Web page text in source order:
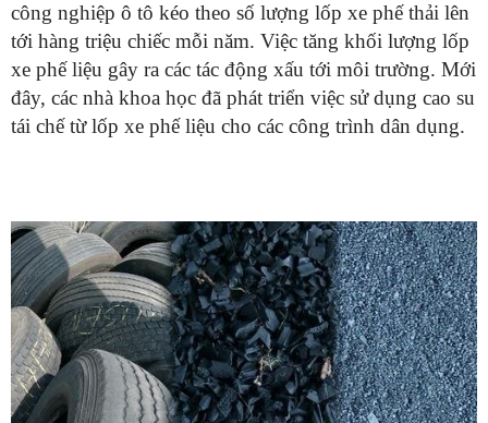
công nghiệp ô tô kéo theo số lượng lốp xe phế thải lên
tới hàng triệu chiếc mỗi năm. Việc tăng khối lượng lốp
xe phế liệu gây ra các tác động xấu tới môi trường. Mới
đây, các nhà khoa học đã phát triển việc sử dụng cao su
tái chế từ lốp xe phế liệu cho các công trình dân dụng.